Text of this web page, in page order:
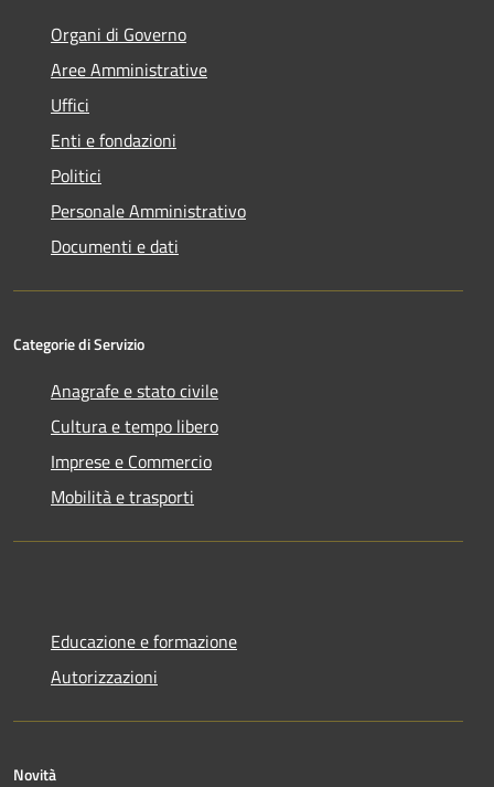
Organi di Governo
Aree Amministrative
Uffici
Enti e fondazioni
Politici
Personale Amministrativo
Documenti e dati
Categorie di Servizio
Anagrafe e stato civile
Cultura e tempo libero
Imprese e Commercio
Mobilità e trasporti
Educazione e formazione
Autorizzazioni
Novità